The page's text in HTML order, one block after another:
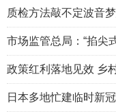
质检方法敲不定波音
市场监管总局：“掐尖
政策红利落地见效 乡
日本多地忙建临时新